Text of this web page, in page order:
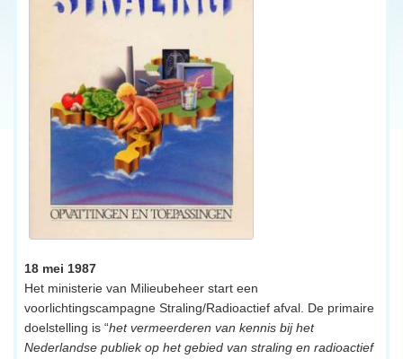
18 mei 1987
Het ministerie van Milieubeheer start een
voorlichtingscampagne Straling/Radioactief afval. De primaire
doelstelling is “het vermeerderen van kennis bij het
Nederlandse publiek op het gebied van straling en radioactief